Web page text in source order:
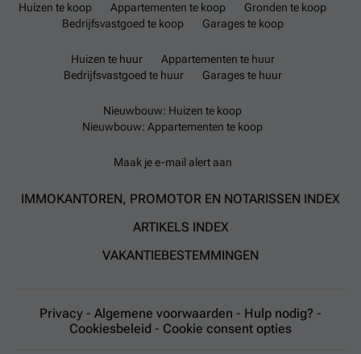
Huizen te koop Appartementen te koop
Gronden te koop
Bedrijfsvastgoed te koop
Garages te koop
Huizen te huur
Appartementen te huur
Bedrijfsvastgoed te huur
Garages te huur
Nieuwbouw: Huizen te koop
Nieuwbouw: Appartementen te koop
Maak je e-mail alert aan
IMMOKANTOREN, PROMOTOR EN NOTARISSEN INDEX
ARTIKELS INDEX
VAKANTIEBESTEMMINGEN
Privacy - Algemene voorwaarden - Hulp nodig? -
Cookiesbeleid - Cookie consent opties